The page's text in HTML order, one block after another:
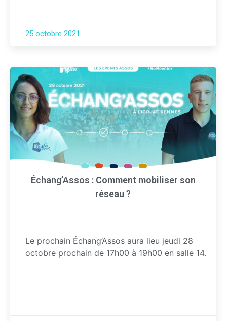
25 octobre 2021
Échang’Assos : Comment mobiliser son
réseau ?
Le prochain Échang’Assos aura lieu jeudi 28
octobre prochain de 17h00 à 19h00 en salle 14.